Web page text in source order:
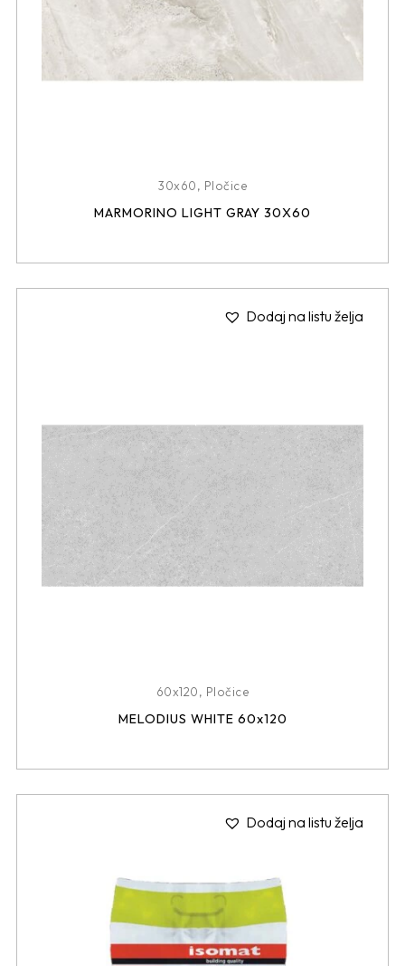
30x60, Pločice
MARMORINO LIGHT GRAY 30X60
Dodaj na listu želja
60x120, Pločice
MELODIUS WHITE 60x120
Dodaj na listu želja